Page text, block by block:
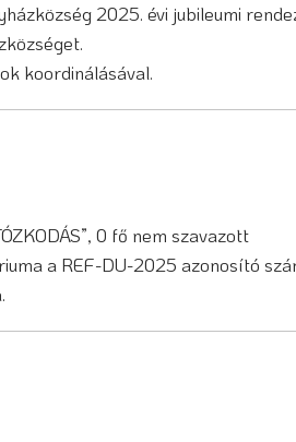
2025. évi jubileumi
koordinálásával.
0 fő nem szavazott
a REF-DU-2025 azonosító